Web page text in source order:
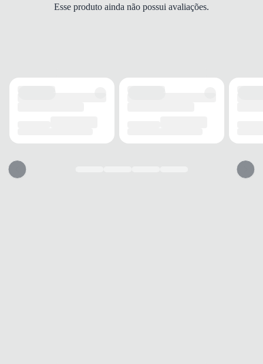
um equipamento confiável para aprimorar suas
facilita a visualização durante as partidas,
Esse produto ainda não possui avaliações.